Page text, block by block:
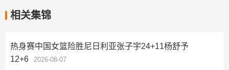
相关集锦
热身赛中国女篮险胜尼日利亚张子宇24+11杨舒予
12+6
2026-08-07